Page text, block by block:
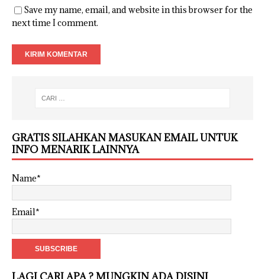
Save my name, email, and website in this browser for the
next time I comment.
GRATIS SILAHKAN MASUKAN EMAIL UNTUK
INFO MENARIK LAINNYA
Name*
Email*